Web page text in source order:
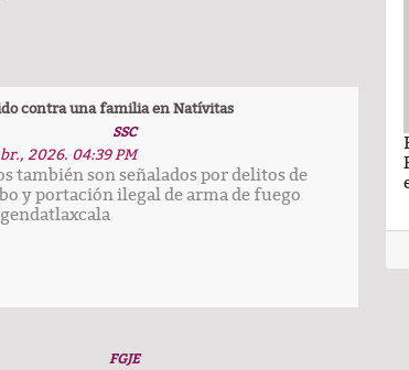
contra una familia en Natívitas
SSC
2026. 04:39 PM
también son señalados por delitos de
y portación ilegal de arma de fuego
FGJE
Comentario por Raul Avila Ortiz del día 22-
Enero-2026